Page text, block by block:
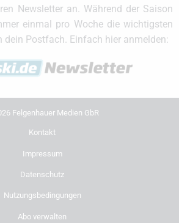
Newsletter an. Während der Saison
einmal pro Woche die wichtigsten
dein Postfach. Einfach hier anmelden:
Felgenhauer Medien GbR
Kontakt
Impressum
Datenschutz
Nutzungsbedingungen
Abo verwalten